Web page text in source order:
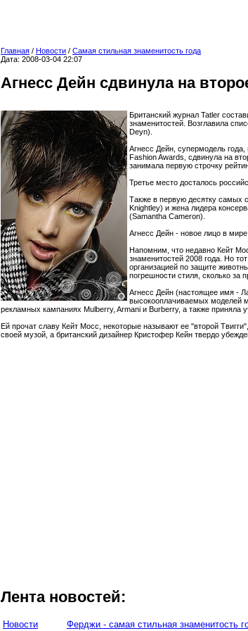
Главная / Новости / Самая стильная знаменитость года
Дата: 2008-03-04 22:07
Агнесс Дейн сдвинула на
Британский журнал Tatler
знаменитостей. Возглавила
Deyn).
Агнесс Дейн, супермодель
Fashion Awards, сдвинула на
занимала первую строчку
Третье место досталось
Также в первую десятку самых
Knightley) и жена лидера
(Samantha Cameron).
Агнесс Дейн - новое лицо в
Напомним, что недавно Кейт
знаменитостей 2008 года. Но
организацией по защите
погрешности стиля, сколько за
Агнесс Дейн (настоящее имя -
высокооплачиваемых моделей
рекламных кампаниях Mulberry, Armani и Burberry, а также
Ей прочат славу Кейт Мосс, некоторые называют ее "второй
своей музой, а британский дизайнер Кристофер Кейн твердо
Лента новостей:
Новости Ферджи - самая стильная знаменитость